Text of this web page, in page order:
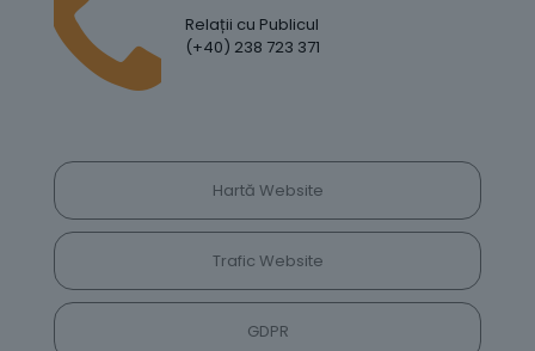
Relații cu Publicul
(+40) 238 723 371
Hartă Website
Trafic Website
GDPR